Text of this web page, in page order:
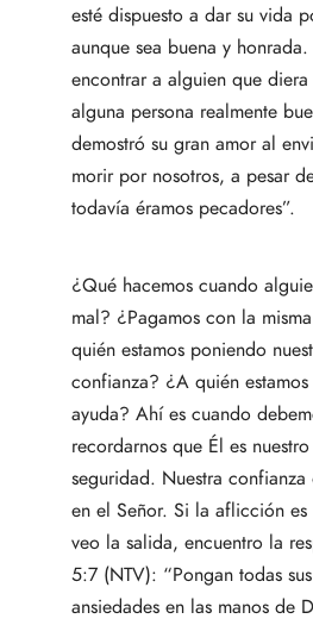
esté dispuesto a dar su vida
aunque sea buena y
encontrar a alguien que
alguna persona realmente
demostró su gran amor al
morir por nosotros, a pesar
todavía éramos pecadores”.
¿Qué hacemos cuando
mal? ¿Pagamos con la
quién estamos poniendo
confianza? ¿A quién
ayuda? Ahí es cuando
recordarnos que Él es
seguridad. Nuestra confianza
en el Señor. Si la aflicción
veo la salida, encuentro la
5:7 (NTV): “Pongan todas
ansiedades en las manos de